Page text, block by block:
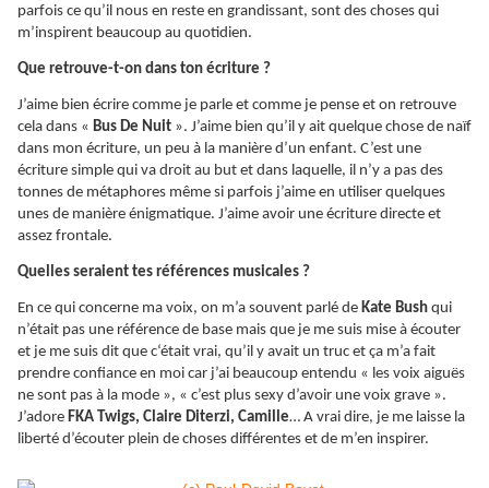
parfois ce qu’il nous en reste en grandissant, sont des choses qui
m’inspirent beaucoup au quotidien.
Que retrouve-t-on dans ton écriture ?
J’aime bien écrire comme je parle et comme je pense et on retrouve
cela dans « Bus De Nuit ». J’aime bien qu’il y ait quelque chose de naïf
dans mon écriture, un peu à la manière d’un enfant. C’est une
écriture simple qui va droit au but et dans laquelle, il n’y a pas des
tonnes de métaphores même si parfois j’aime en utiliser quelques
unes de manière énigmatique. J’aime avoir une écriture directe et
assez frontale.
Quelles seraient tes références musicales ?
En ce qui concerne ma voix, on m’a souvent parlé de Kate Bush qui
n’était pas une référence de base mais que je me suis mise à écouter
et je me suis dit que c‘était vrai, qu’il y avait un truc et ça m’a fait
prendre confiance en moi car j’ai beaucoup entendu « les voix aiguës
ne sont pas à la mode », « c’est plus sexy d’avoir une voix grave ».
J’adore FKA Twigs, Claire Diterzi, Camille… A vrai dire, je me laisse la
liberté d’écouter plein de choses différentes et de m’en inspirer.